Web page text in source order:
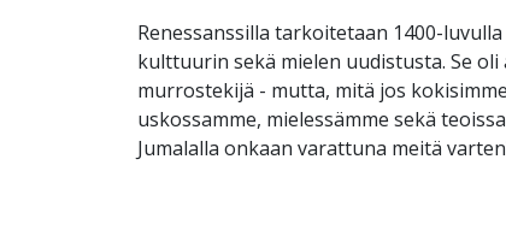
Renessanssilla tarkoitetaan 1400-
kulttuurin sekä mielen uudistusta. Se oli
murrostekijä - mutta, mitä jos
uskossamme, mielessämme sekä
Jumalalla onkaan varattuna meitä